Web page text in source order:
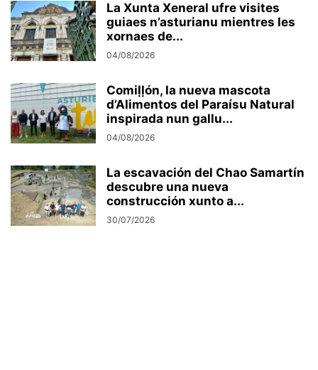
La Xunta Xeneral ufre visites
guiaes n’asturianu mientres les
xornaes de...
04/08/2026
Comiḷḷón, la nueva mascota
d’Alimentos del Paraísu Natural
inspirada nun gallu...
04/08/2026
La escavación del Chao Samartín
descubre una nueva
construcción xunto a...
30/07/2026